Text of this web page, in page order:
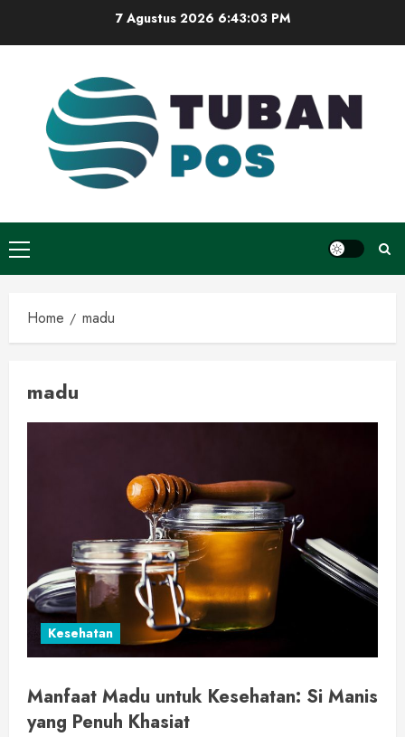
7 Agustus 2026 6:43:04 PM
Primary
Menu
Home madu
madu
Kesehatan
Manfaat Madu untuk Kesehatan: Si Manis
yang Penuh Khasiat